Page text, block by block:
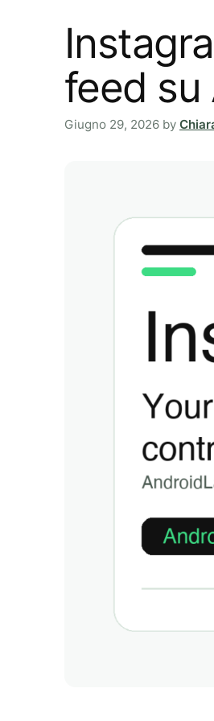
feed su
Giugno 29, 2026 by